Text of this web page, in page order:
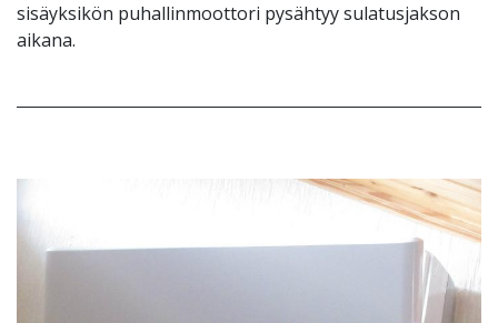
sisäyksikön puhallinmoottori pysähtyy sulatusjakson
aikana.